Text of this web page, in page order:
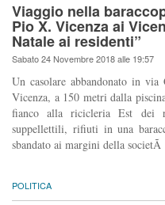
Viaggio nella
Pio X. Vicenza ai
Natale ai residenti”
Sabato 24 Novembre 2018 alle 19:57
Un casolare abbandonato in
Vicenza, a 150 metri dalla
fianco alla ricicleria Est dei
suppellettili, rifiuti in una
sbandato ai margini della societÃ
POLITICA